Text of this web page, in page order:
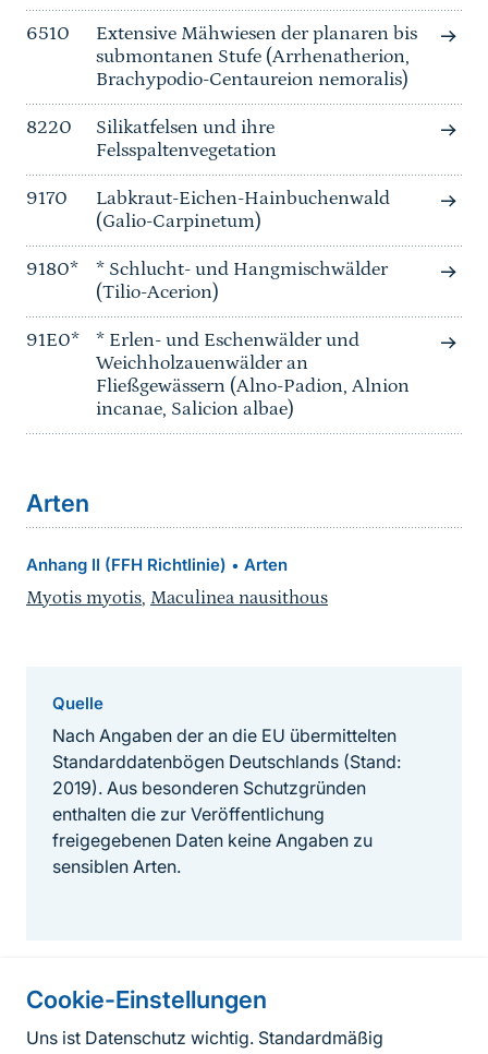
Cookie-Einstellungen
Uns ist Datenschutz wichtig. Standardmäßig
6510
Extensive Mähwiesen der planaren bis
submontanen Stufe (Arrhenatherion,
Brachypodio-Centaureion nemoralis)
8220
Silikatfelsen und ihre
Felsspaltenvegetation
9170
Labkraut-Eichen-Hainbuchenwald
(Galio-Carpinetum)
9180*
* Schlucht- und Hangmischwälder
(Tilio-Acerion)
91E0*
* Erlen- und Eschenwälder und
Weichholzauenwälder an
Fließgewässern (Alno-Padion, Alnion
incanae, Salicion albae)
Arten
Anhang II (FFH Richtlinie) • Arten
Myotis myotis, Maculinea nausithous
Quelle
Nach Angaben der an die EU übermittelten
Standarddatenbögen Deutschlands (Stand:
2019). Aus besonderen Schutzgründen
enthalten die zur Veröffentlichung
freigegebenen Daten keine Angaben zu
sensiblen Arten.
Informationen zur Seite